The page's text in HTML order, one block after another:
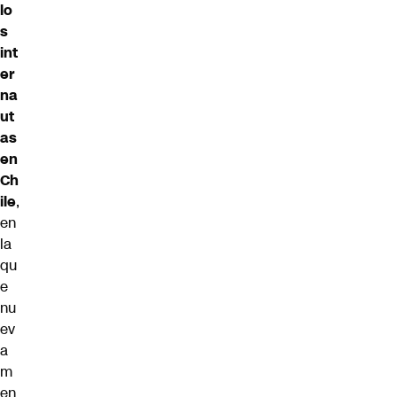
lo
s
int
er
na
ut
as
en
Ch
ile,
en
la
qu
e
nu
ev
a
m
en